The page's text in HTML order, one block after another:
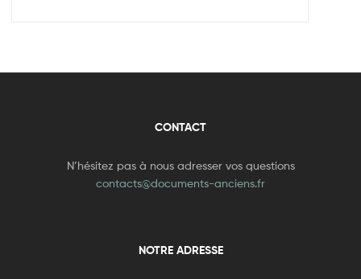
CONTACT
N’hésitez pas à nous adresser vos questions
contacts@documents-anciens.fr
NOTRE ADRESSE